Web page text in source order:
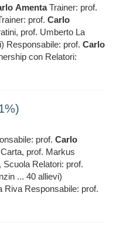
AmentaTrainer: prof.
prof. Carlo
prof. Umberto La
Responsabile: prof. Carlo
con Relatori:
prof. Carlo
prof. Markus
Relatori: prof.
... 40 allievi)
Riva Responsabile: prof.